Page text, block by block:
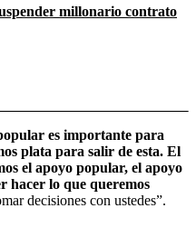
millonario contrato
es importante para
plata para salir de esta. El
el apoyo popular, el apoyo
hacer lo que queremos
decisiones con ustedes”.